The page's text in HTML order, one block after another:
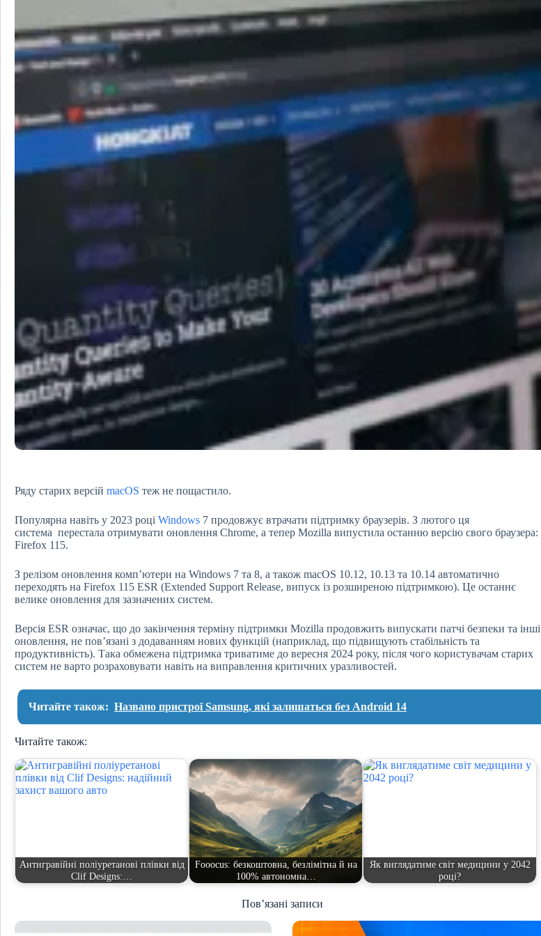
Ряду старих версій macOS теж не пощастило.
Популярна навіть у 2023 році Windows 7 продовжує втрачати підтримку браузерів. З лютого ця
система перестала отримувати оновлення Chrome, а тепер Mozilla випустила останню версію свого браузера:
Firefox 115.
З релізом оновлення комп’ютери на Windows 7 та 8, а також macOS 10.12, 10.13 та 10.14 автоматично
переходять на Firefox 115 ESR (Extended Support Release, випуск із розширеною підтримкою). Це останнє
велике оновлення для зазначених систем.
Версія ESR означає, що до закінчення терміну підтримки Mozilla продовжить випускати патчі безпеки та інші
оновлення, не пов’язані з додаванням нових функцій (наприклад, що підвищують стабільність та
продуктивність). Така обмежена підтримка триватиме до вересня 2024 року, після чого користувачам старих
систем не варто розраховувати навіть на виправлення критичних уразливостей.
Читайте також: Названо пристрої Samsung, які залишаться без Android 14
Читайте також:
Антигравійні поліуретанові плівки від
Clif Designs:…
Fooocus: безкоштовна, безлімітна й на
100% автономна…
Як виглядатиме світ медицини у 2042
році?
Пов’язані записи